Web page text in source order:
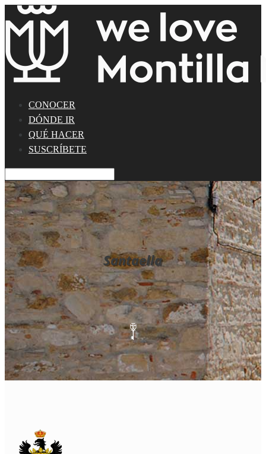
CONOCER
DÓNDE IR
QUÉ HACER
SUSCRÍBETE
Santaella